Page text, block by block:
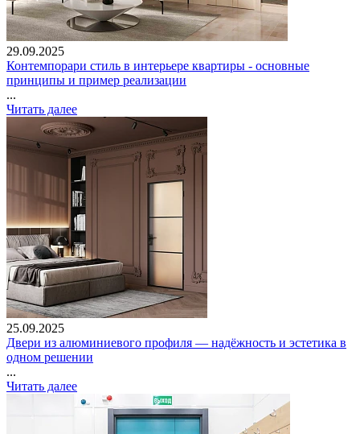
29.09.2025
Контемпорари стиль в интерьере квартиры - основные
принципы и пример реализации
...
Читать далее
25.09.2025
Двери из алюминиевого профиля — надёжность и эстетика в
одном решении
...
Читать далее